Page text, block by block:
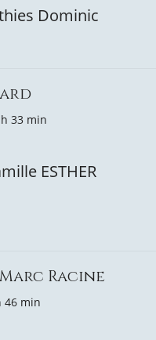
Dominic
33 min
ESTHER
Racine
46 min